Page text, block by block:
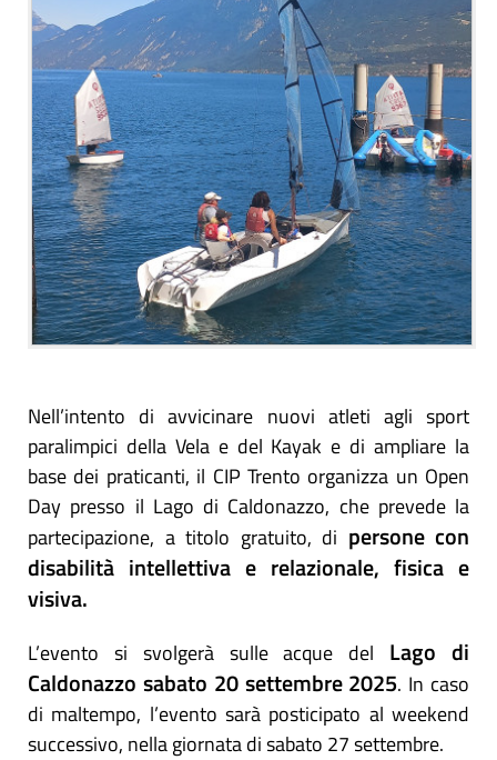
Nell’intento di avvicinare nuovi atleti agli sport
paralimpici della Vela e del Kayak e di ampliare la
base dei praticanti, il CIP Trento organizza un Open
Day presso il Lago di Caldonazzo, che prevede la
partecipazione, a titolo gratuito, di persone con
disabilità intellettiva e relazionale, fisica e
visiva.
L’evento si svolgerà sulle acque del Lago di
Caldonazzo sabato 20 settembre 2025. In caso
di maltempo, l’evento sarà posticipato al weekend
successivo, nella giornata di sabato 27 settembre.